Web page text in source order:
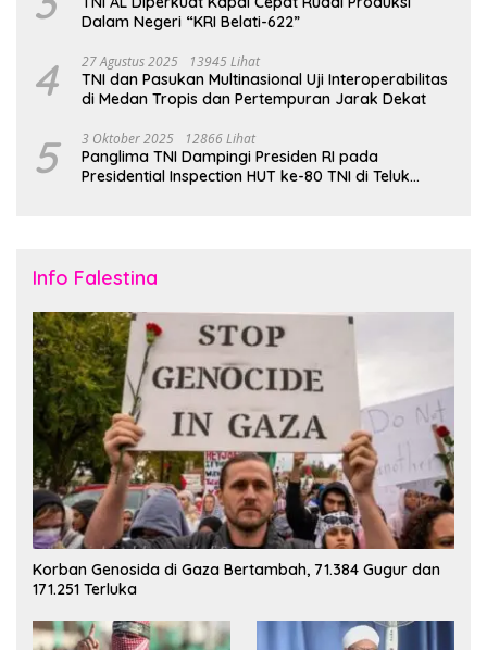
Dalam Negeri “KRI Belati-622”
4 27 Agustus 2025 13945 Lihat
TNI dan Pasukan Multinasional Uji Interoperabilitas
di Medan Tropis dan Pertempuran Jarak Dekat
5 3 Oktober 2025 12866 Lihat
Panglima TNI Dampingi Presiden RI pada
Presidential Inspection HUT ke-80 TNI di Teluk
Info Falestina
Korban Genosida di Gaza Bertambah, 71.384 Gugur dan
171.251 Terluka